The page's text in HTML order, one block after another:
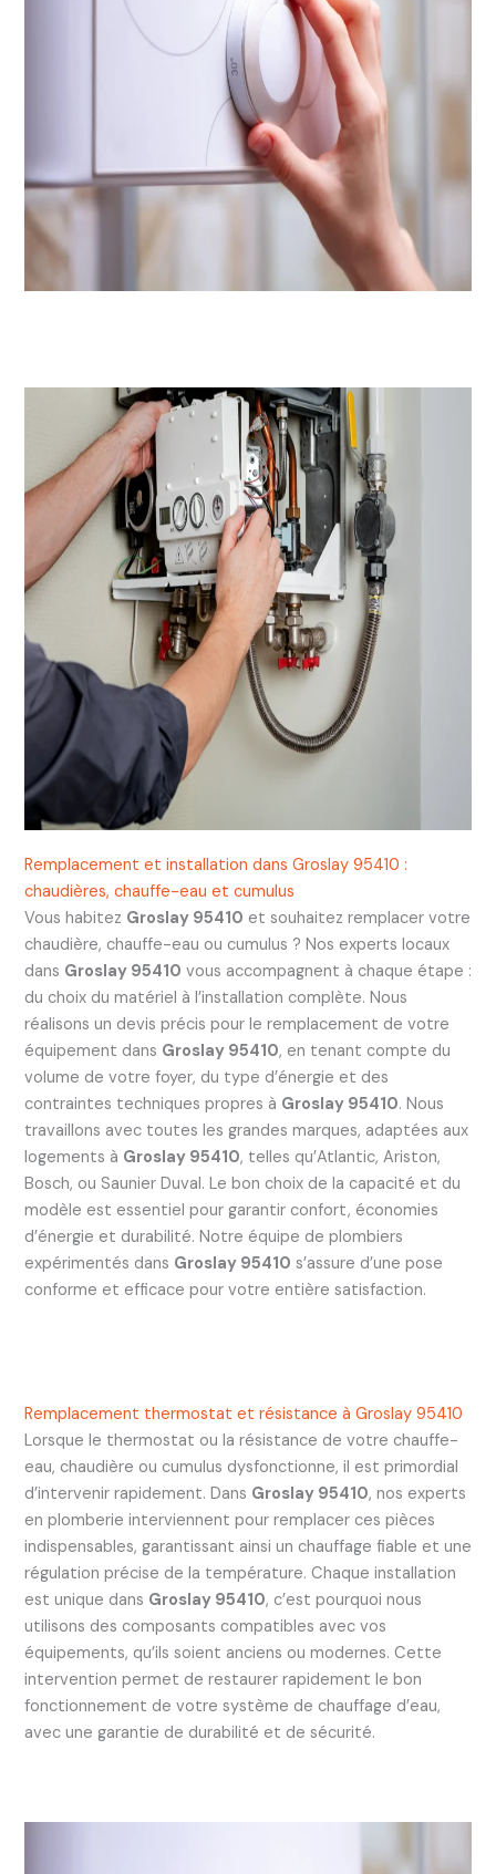
Remplacement et installation dans Groslay 95410 :
chaudières, chauffe-eau et cumulus
Vous habitez Groslay 95410 et souhaitez remplacer votre
chaudière, chauffe-eau ou cumulus ? Nos experts locaux
dans Groslay 95410 vous accompagnent à chaque étape :
du choix du matériel à l’installation complète. Nous
réalisons un devis précis pour le remplacement de votre
équipement dans Groslay 95410, en tenant compte du
volume de votre foyer, du type d’énergie et des
contraintes techniques propres à Groslay 95410. Nous
travaillons avec toutes les grandes marques, adaptées aux
logements à Groslay 95410, telles qu’Atlantic, Ariston,
Bosch, ou Saunier Duval. Le bon choix de la capacité et du
modèle est essentiel pour garantir confort, économies
d’énergie et durabilité. Notre équipe de plombiers
expérimentés dans Groslay 95410 s’assure d’une pose
conforme et efficace pour votre entière satisfaction.
Remplacement thermostat et résistance à Groslay 95410
Lorsque le thermostat ou la résistance de votre chauffe-
eau, chaudière ou cumulus dysfonctionne, il est primordial
d’intervenir rapidement. Dans Groslay 95410, nos experts
en plomberie interviennent pour remplacer ces pièces
indispensables, garantissant ainsi un chauffage fiable et une
régulation précise de la température. Chaque installation
est unique dans Groslay 95410, c’est pourquoi nous
utilisons des composants compatibles avec vos
équipements, qu’ils soient anciens ou modernes. Cette
intervention permet de restaurer rapidement le bon
fonctionnement de votre système de chauffage d’eau,
avec une garantie de durabilité et de sécurité.